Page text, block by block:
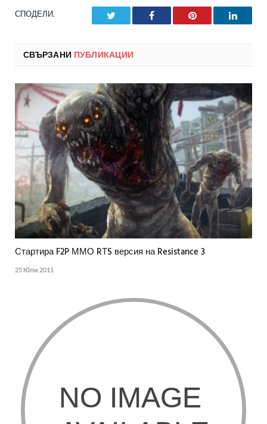
СПОДЕЛИ. Facebook Pinterest
СВЪРЗАНИ ПУБЛИКАЦИИ
Стартира F2P ММО RТS версия на Resistance 3
25 Юли 2011